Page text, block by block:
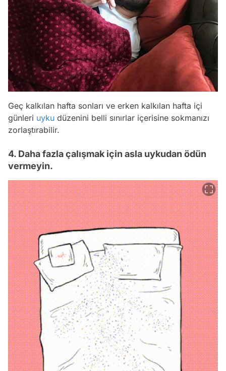
Geç kalkılan hafta sonları ve erken kalkılan hafta içi
günleri uyku düzenini belli sınırlar içerisine sokmanızı
zorlaştırabilir.
4. Daha fazla çalışmak için asla uykudan ödün
vermeyin.